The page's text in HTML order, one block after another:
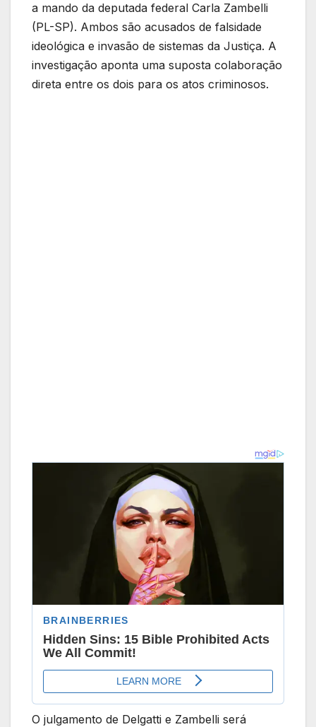
a mando da deputada federal Carla Zambelli
(PL-SP). Ambos são acusados de falsidade
ideológica e invasão de sistemas da Justiça. A
investigação aponta uma suposta colaboração
direta entre os dois para os atos criminosos.
O julgamento de Delgatti e Zambelli será